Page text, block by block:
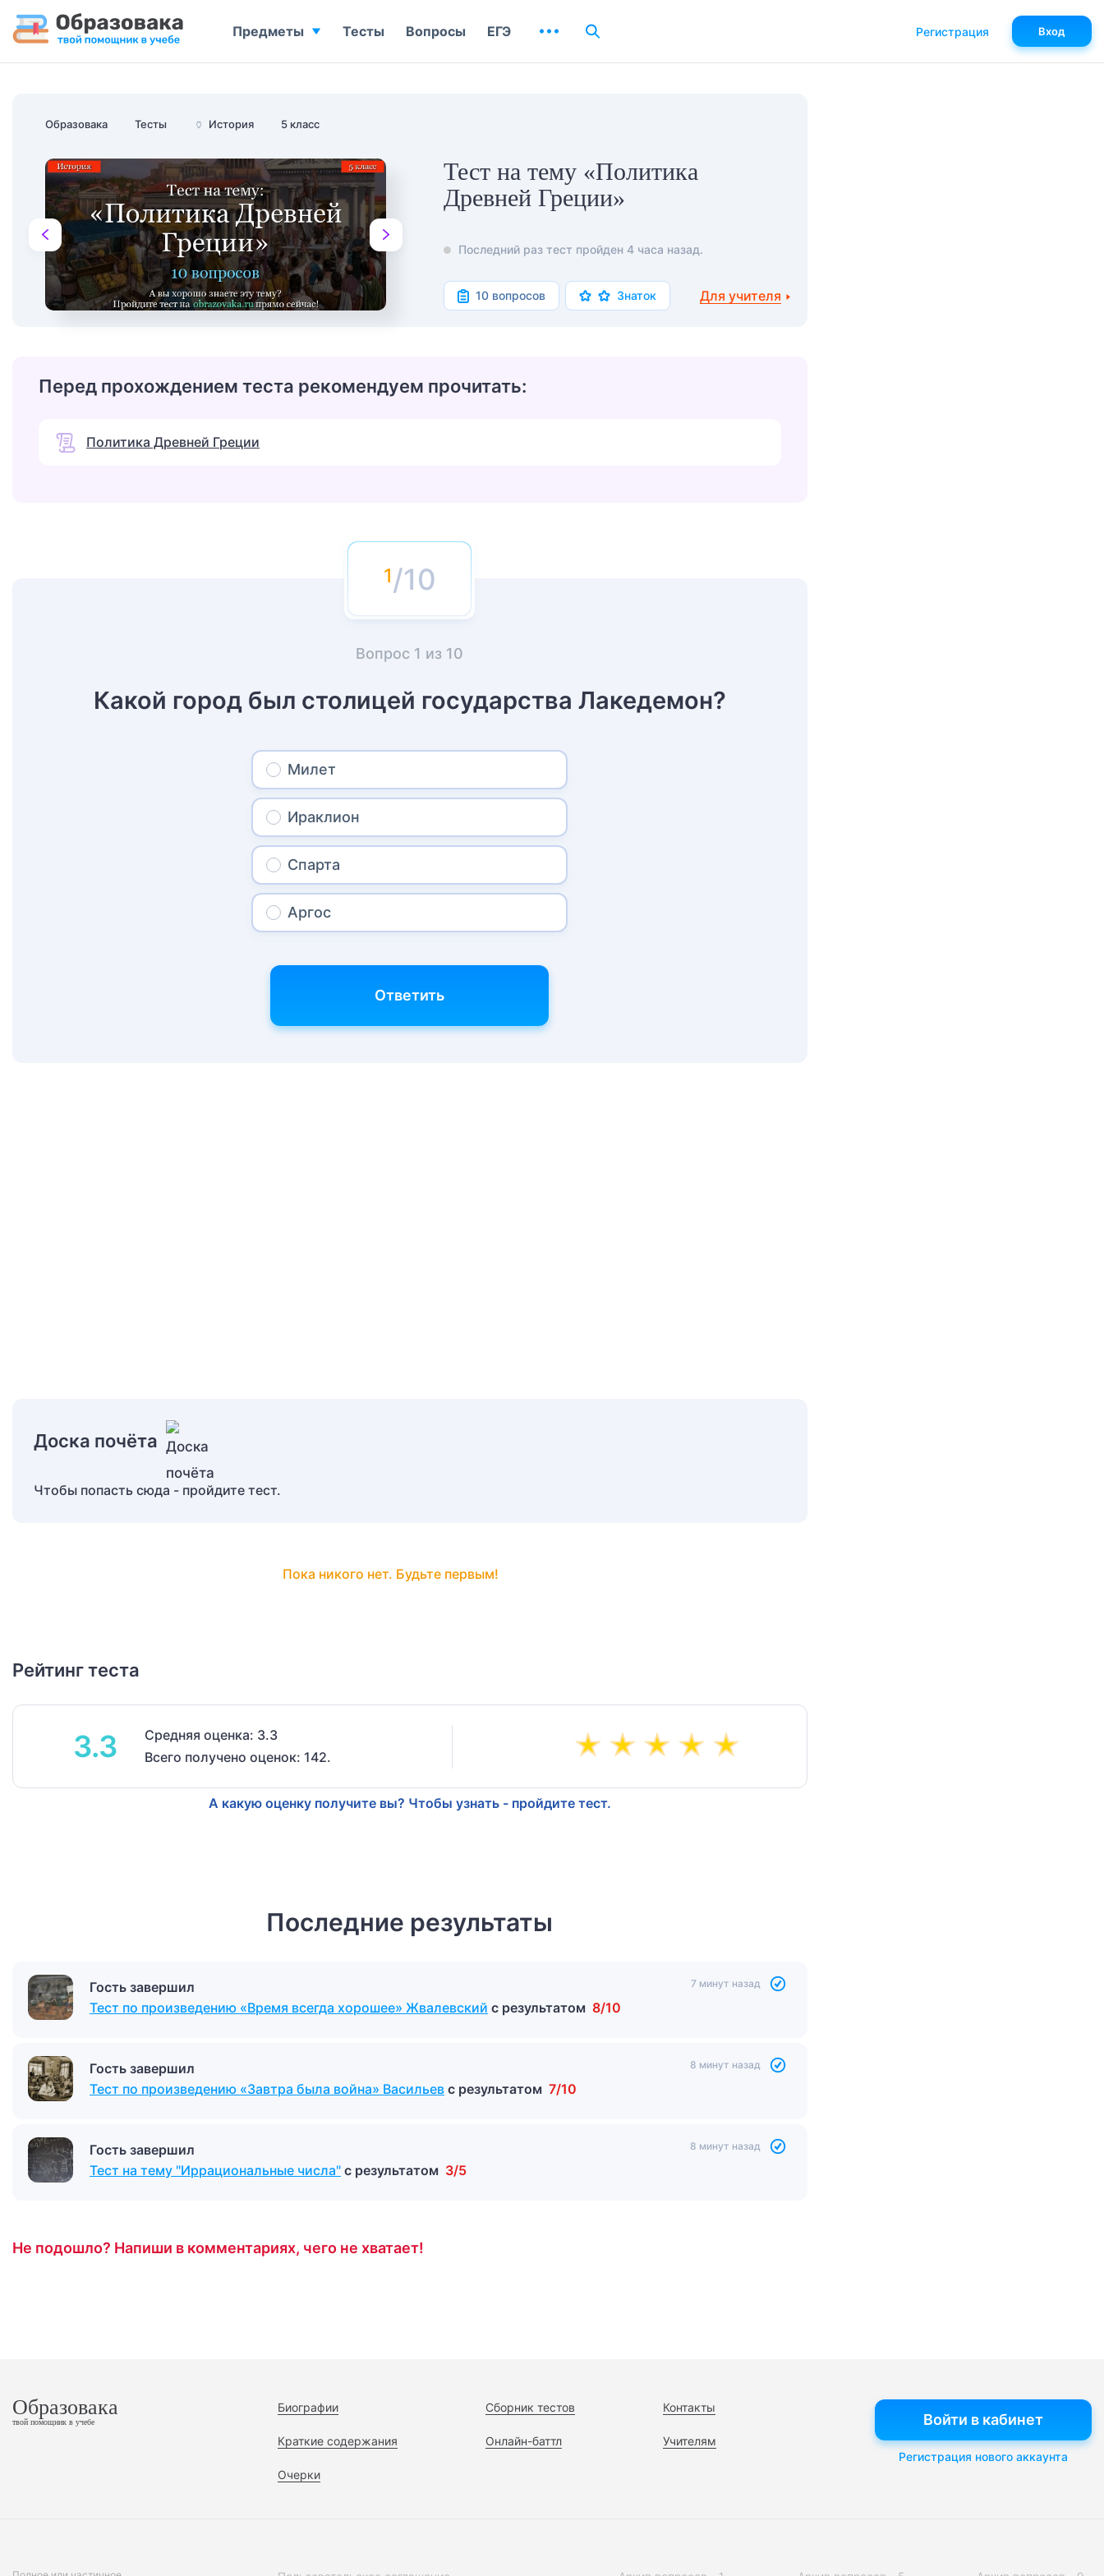
Образовака Тесты 🏺 История 5 класс
Тест на тему «Политика
Древней Греции»
Последний раз тест пройден 4 часа назад.
10 вопросов Знаток Для учителя
Перед прохождением теста рекомендуем прочитать:
Политика Древней Греции
/10
Вопрос 1 из 10
Какой город был столицей государства Лакедемон?
Милет
Ираклион
Спарта
Аргос
Ответить
Доска почёта
Чтобы попасть сюда - пройдите тест.
Пока никого нет. Будьте первым!
Рейтинг теста
3.3
Средняя оценка: 3.3
Всего получено оценок: 142.
А какую оценку получите вы? Чтобы узнать - пройдите тест.
Последние результаты
Гость завершил
Тест по произведению «Время всегда хорошее» Жвалевский с результатом 8/10
7 минут назад
Гость завершил
Тест по произведению «Завтра была война» Васильев с результатом 7/10
8 минут назад
Гость завершил
Тест на тему "Иррациональные числа" с результатом 3/5
8 минут назад
Не подошло? Напиши в комментариях, чего не хватает!
Предметы Тесты Вопросы ЕГЭ Регистрация Вход
Образовака
твой помощник в учебе
Биографии
Краткие содержания
Очерки
Сборник тестов
Онлайн-баттл
Контакты
Учителям
Войти в кабинет
Регистрация нового аккаунта